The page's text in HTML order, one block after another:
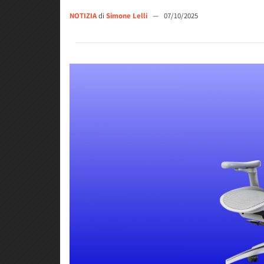
NOTIZIAdi Simone Lelli — 07/10/2025